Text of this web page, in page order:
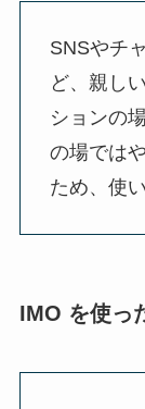
SNSやチ
ど、親し
ションの
の場では
ため、使
IMO を使っ